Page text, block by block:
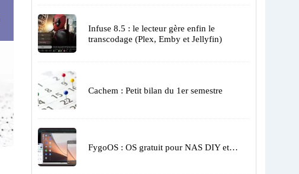
Infuse 8.5 : le lecteur gère enfin le
transcodage (Plex, Emby et Jellyfin)
Cachem : Petit bilan du 1er semestre
FygoOS : OS gratuit pour NAS DIY et…